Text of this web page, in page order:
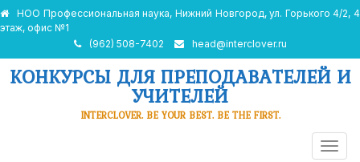
НОО Профессиональная наука, Нижний Новгород, ул. Горького 4/2, 4
этаж, офис №1
(962) 508-7402
head@interclover.ru
КОНКУРСЫ ДЛЯ ПРЕПОДАВАТЕЛЕЙ И
УЧИТЕЛЕЙ
INTERCLOVER. BE YOUR BEST. BE THE FIRST.